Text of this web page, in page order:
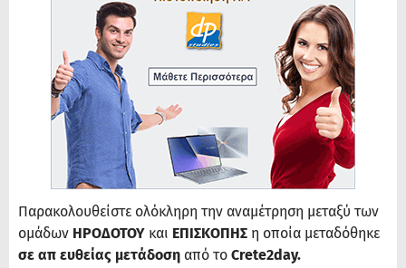
Παρακολουθείστε ολόκληρη την αναμέτρηση μεταξύ των
ομάδων ΗΡΟΔΟΤΟΥ και ΕΠΙΣΚΟΠΗΣ η οποία μεταδόθηκε
σε απ ευθείας μετάδοση από το Crete2day.